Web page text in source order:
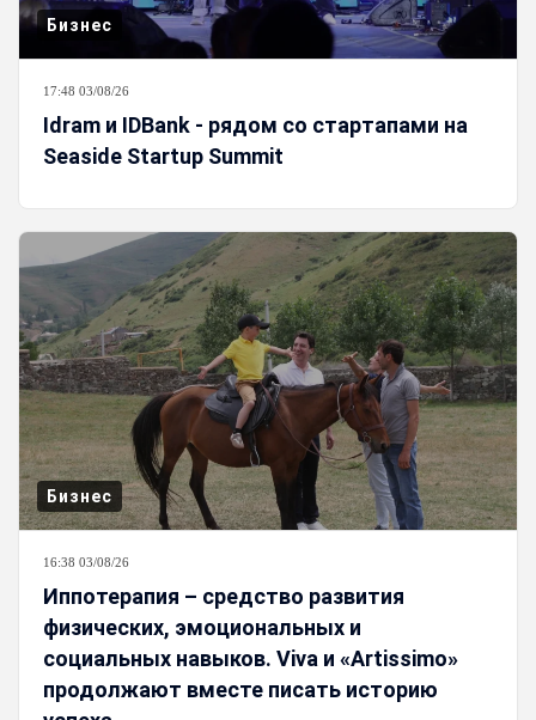
Бизнес
17:48 03/08/26
Idram и IDBank - рядом со стартапами на
Seaside Startup Summit
Бизнес
16:38 03/08/26
Иппотерапия – средство развития
физических, эмоциональных и
социальных навыков. Viva и «Artissimo»
продолжают вместе писать историю